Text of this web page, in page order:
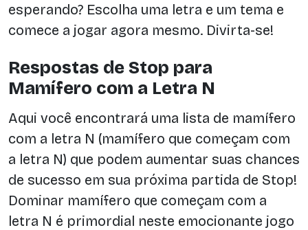
esperando? Escolha uma letra e um tema e
comece a jogar agora mesmo. Divirta-se!
Respostas de Stop para
Mamífero com a Letra N
Aqui você encontrará uma lista de mamífero
com a letra N (mamífero que começam com
a letra N) que podem aumentar suas chances
de sucesso em sua próxima partida de Stop!
Dominar mamífero que começam com a
letra N é primordial neste emocionante jogo